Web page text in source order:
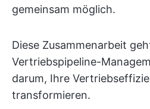
gemeinsam möglich.
Diese Zusammenarbeit
Vertriebspipeline-
darum, Ihre
transformieren.